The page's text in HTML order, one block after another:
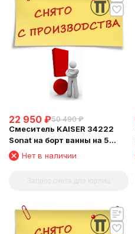
22 950 ₽50 490 ₽
Смеситель KAISER 34222
Sonat на борт ванны на 5
отверстий, с подводками
Нет в наличии